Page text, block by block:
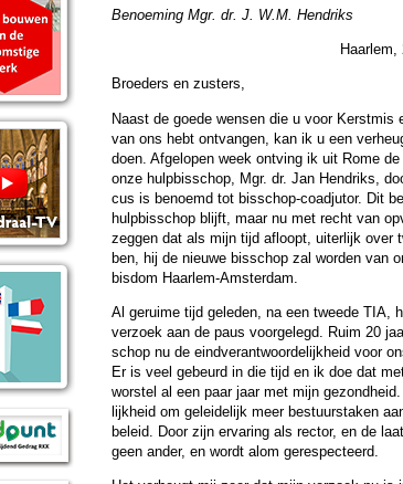
Benoe­ming Mgr. dr. J. W.M. Hendriks
Haar­lem,
Broe­ders en zusters,
Naast de goede wensen die u voor Kerst­mis
van ons hebt ont­van­gen, kan ik u een
doen. Afgelopen week ont­ving ik uit Rome
onze hulp­bis­schop, Mgr. dr. Jan Hendriks,
cus is benoemd tot bis­schop-coad­ju­tor. Dit
hulp­bis­schop blijft, maar nu met recht van
zeggen dat als mijn tijd afloopt, uiter­lijk over
ben, hij de nieuwe bis­schop zal wor­den van
bisdom Haar­lem-Am­ster­dam.
Al geruime tijd gele­den, na een tweede TIA,
verzoek aan de paus voor­ge­legd. Ruim 20
schop nu de eindverant­woor­de­lijk­heid voor
Er is veel gebeurd in die tijd en ik doe dat
worstel al een paar jaar met mijn
lijk­heid om gelei­de­lijk meer be­stuurs­ta­ken
beleid. Door zijn erva­ring als rector, en de
geen ander, en wordt alom ge­res­pec­teerd.